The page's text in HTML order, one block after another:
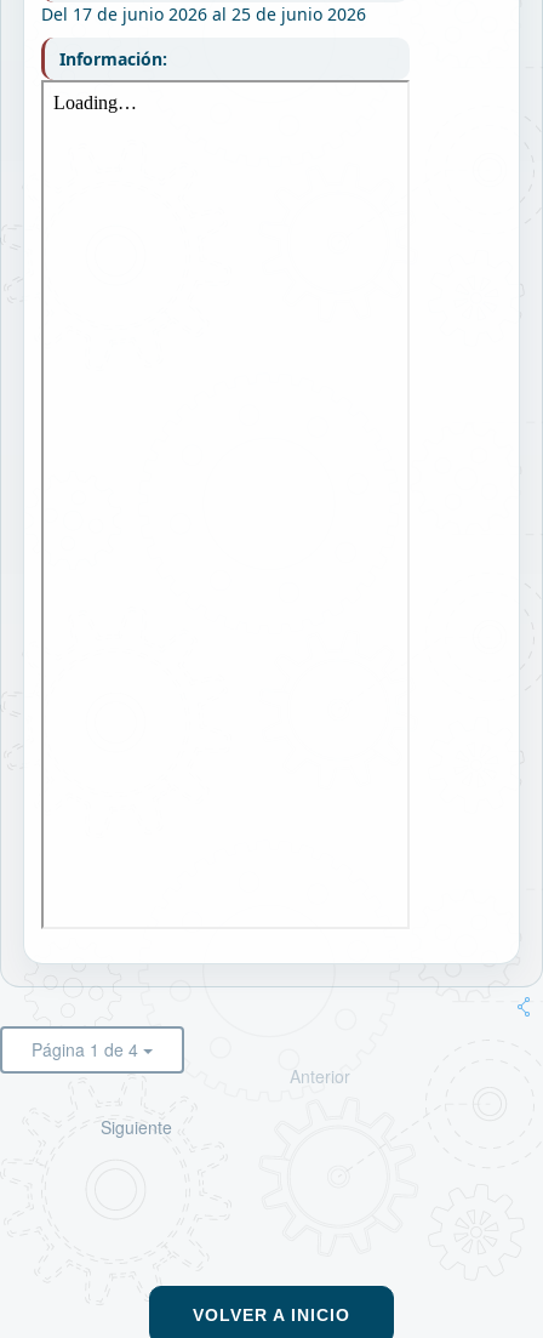
Del 17 de junio 2026 al 25 de junio 2026
Información:
Página 1 de 4
Anterior
Siguiente
VOLVER A INICIO